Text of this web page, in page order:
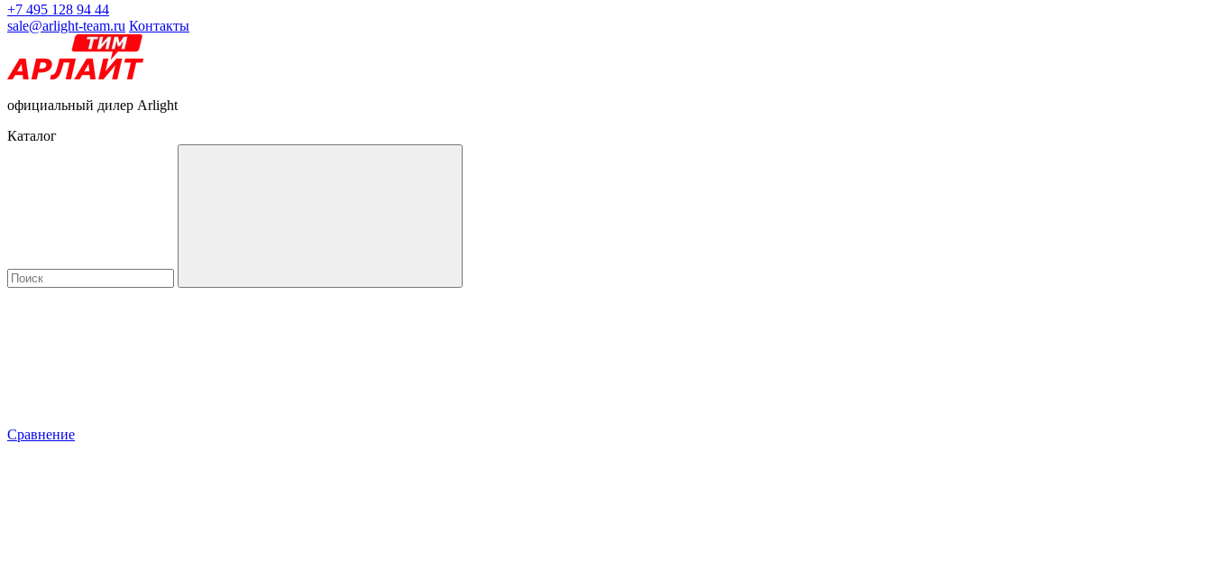
+7 495 128 94 44
sale@arlight-team.ru Контакты
официальный дилер Arlight
Каталог
Сравнение